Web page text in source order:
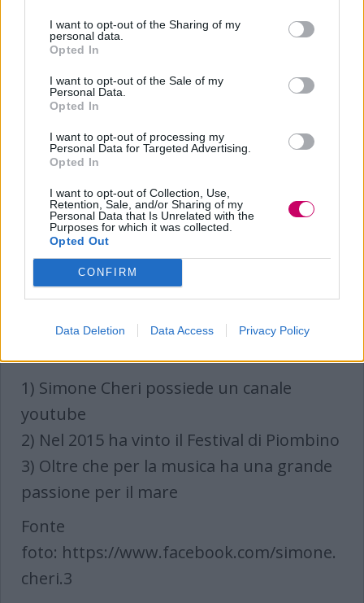
I want to opt-out of the Sharing of my
personal data.
Opted In
I want to opt-out of the Sale of my
Personal Data.
Opted In
I want to opt-out of processing my
Personal Data for Targeted Advertising.
Opted In
I want to opt-out of Collection, Use,
Retention, Sale, and/or Sharing of my
Personal Data that Is Unrelated with the
Purposes for which it was collected.
Opted Out
CONFIRM
Data Deletion Data Access Privacy Policy
brani che lui stesso scrive ma anche
alcune cover a cui è legato.
1) Simone Cheri possiede un canale
youtube
2) Nel 2015 ha vinto il Festival di Piombino
3) Oltre che per la musica ha una grande
passione per il mare
Fonte
foto: https://www.facebook.com/simone.
cheri.3